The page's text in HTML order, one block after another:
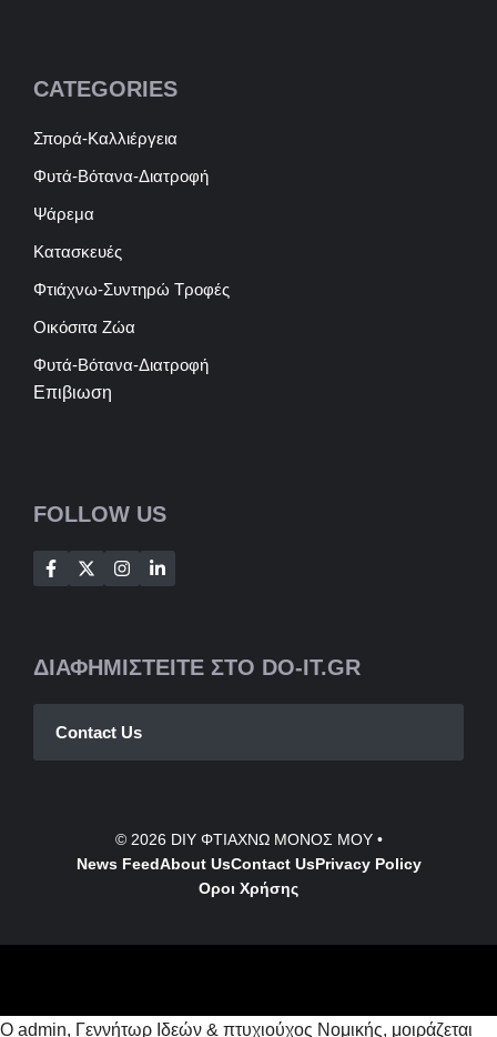
CATEGORIES
Σπορά-Καλλιέργεια
Φυτά-Βότανα-Διατροφή
Ψάρεμα
Κατασκευές
Φτιάχνω-Συντηρώ Τροφές
Οικόσιτα Ζώα
Φυτά-Βότανα-Διατροφή
Επιβιωση
FOLLOW US
ΔΙΑΦΗΜΙΣΤΕΙΤΕ ΣΤΟ DO-IT.GR
Contact Us
© 2026 DIY ΦΤΙΑΧΝΩ ΜΟΝΟΣ ΜΟΥ•
News FeedAbout UsContactUsPrivacy Policy
Οροι Χρήσης
Ο admin, Γεννήτωρ Ιδεών & πτυχιούχος Νομικής, μοιράζεται